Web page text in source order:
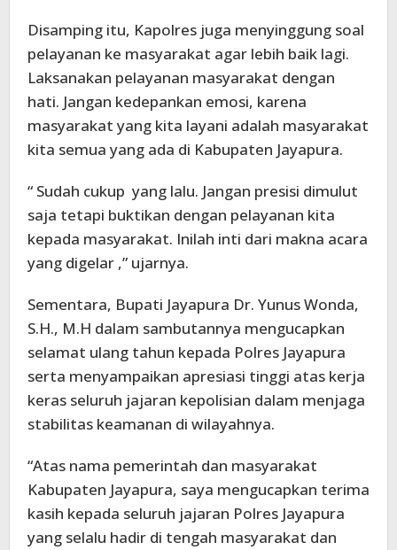
Disamping itu, Kapolres juga menyinggung soal
pelayanan ke masyarakat agar lebih baik lagi.
Laksanakan pelayanan masyarakat dengan
hati. Jangan kedepankan emosi, karena
masyarakat yang kita layani adalah masyarakat
kita semua yang ada di Kabupaten Jayapura.
“ Sudah cukup yang lalu. Jangan presisi dimulut
saja tetapi buktikan dengan pelayanan kita
kepada masyarakat. Inilah inti dari makna acara
yang digelar ,” ujarnya.
Sementara, Bupati Jayapura Dr. Yunus Wonda,
S.H., M.H dalam sambutannya mengucapkan
selamat ulang tahun kepada Polres Jayapura
serta menyampaikan apresiasi tinggi atas kerja
keras seluruh jajaran kepolisian dalam menjaga
stabilitas keamanan di wilayahnya.
“Atas nama pemerintah dan masyarakat
Kabupaten Jayapura, saya mengucapkan terima
kasih kepada seluruh jajaran Polres Jayapura
yang selalu hadir di tengah masyarakat dan